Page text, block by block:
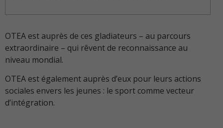
OTEA est auprès de ces gladiateurs – au parcours
extraordinaire – qui rêvent de reconnaissance au
niveau mondial.
OTEA est également auprès d’eux pour leurs actions
sociales envers les jeunes : le sport comme vecteur
d’intégration.